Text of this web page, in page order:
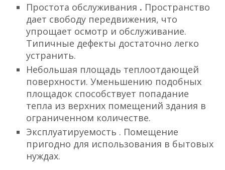
Простота обслуживания . Пространство
дает свободу передвижения, что
упрощает осмотр и обслуживание.
Типичные дефекты достаточно легко
устранить.
Небольшая площадь теплоотдающей
поверхности.Уменьшению подобных
площадок способствует попадание
тепла из верхних помещений здания в
ограниченном количестве.
Эксплуатируемость . Помещение
пригодно для использования в бытовых
нуждах.